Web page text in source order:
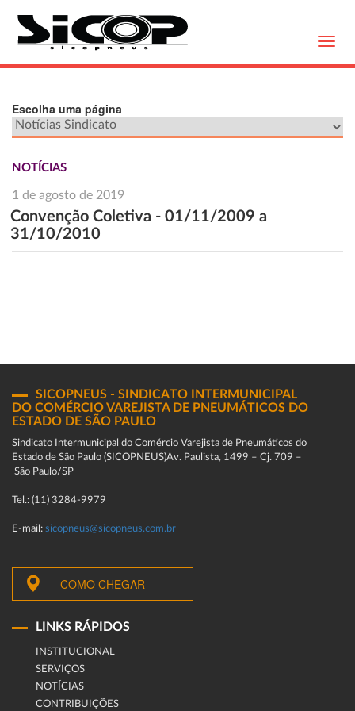
Escolha uma página
NOTÍCIAS
1 de agosto de 2019
Convenção Coletiva - 01/11/2009 a
31/10/2010
SICOPNEUS - SINDICATO INTERMUNICIPAL
DO COMÉRCIO VAREJISTA DE PNEUMÁTICOS DO
ESTADO DE SÃO PAULO
Sindicato Intermunicipal do Comércio Varejista de Pneumáticos do
Estado de São Paulo (SICOPNEUS)Av. Paulista, 1499 – Cj. 709 –
São Paulo/SP
Tel.: (11) 3284-9979
E-mail: sicopneus@sicopneus.com.br
COMO CHEGAR
LINKS RÁPIDOS
INSTITUCIONAL
SERVIÇOS
NOTÍCIAS
CONTRIBUIÇÕES